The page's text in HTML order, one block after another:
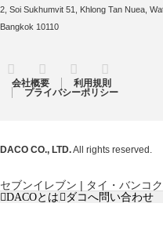
2, Soi Sukhumvit 51, Khlong Tan Nuea,
Bangkok 10110
Twitter FacebookInstagram
会社概要
利用規則
プライバシーポリシー
DACO CO., LTD.All rights reserved.
セブンイレブン | タイ・バンコク
DACOとは ダコへ問い合わせ